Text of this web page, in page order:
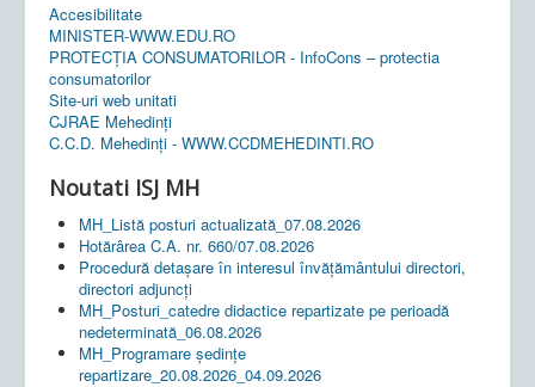
Accesibilitate
MINISTER-WWW.EDU.RO
PROTECȚIA CONSUMATORILOR - InfoCons – protectia
consumatorilor
Site-uri web unitati
CJRAE Mehedinți
C.C.D. Mehedinţi - WWW.CCDMEHEDINTI.RO
Noutati ISJ MH
MH_Listă posturi actualizată_07.08.2026
Hotărârea C.A. nr. 660/07.08.2026
Procedură detașare în interesul învățământului directori,
directori adjuncți
MH_Posturi_catedre didactice repartizate pe perioadă
nedeterminată_06.08.2026
MH_Programare ședințe
repartizare_20.08.2026_04.09.2026